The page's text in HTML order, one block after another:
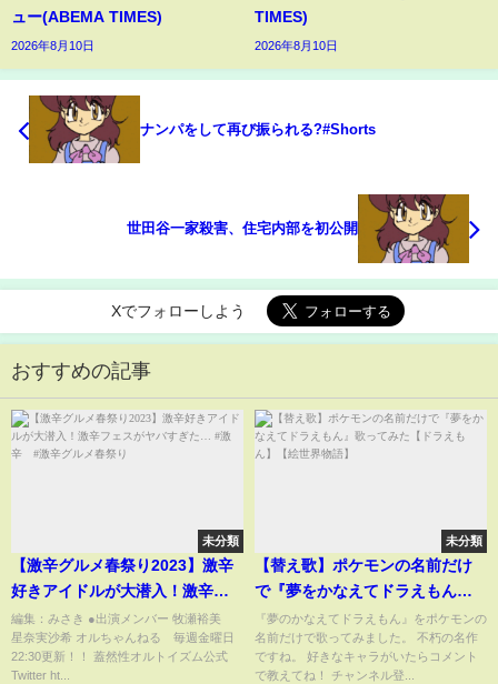
ュー(ABEMA TIMES)
2026年8月10日
TIMES)
2026年8月10日
ナンパをして再び振られる?#Shorts
世田谷一家殺害、住宅内部を初公開
Xでフォローしよう
おすすめの記事
未分類
【激辛グルメ春祭り2023】激辛
好きアイドルが大潜入！激辛フ
ェスがヤバすぎた… #激辛 #激
辛グルメ春祭り
編集：みさき ●出演メンバー 牧瀬裕美
星奈実沙希 オルちゃんねる 毎週金曜日
22:30更新！！ 蓋然性オルトイズム公式
Twitter ht...
未分類
【替え歌】ポケモンの名前だけ
で『夢をかなえてドラえもん』
歌ってみた【ドラえもん】【絵
世界物語】
『夢のかなえてドラえもん』をポケモンの
名前だけで歌ってみました。 不朽の名作
ですね。 好きなキャラがいたらコメント
で教えてね！ チャンネル登...